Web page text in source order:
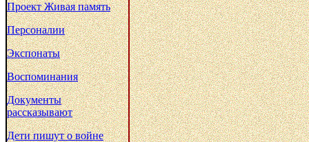
Проект Живая память
Персоналии
Экспонаты
Воспоминания
Документы
рассказывают
Дети пишут о войне